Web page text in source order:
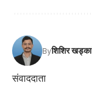
Byशिशिर खड्का
संवाददाता